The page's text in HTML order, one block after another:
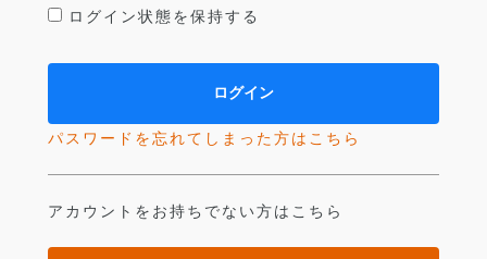
ログイン状態を保持する
パスワードを忘れてしまった方はこちら
アカウントをお持ちでない方はこちら